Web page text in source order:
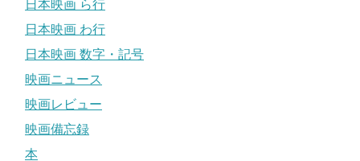
日本映画 ら行
日本映画 わ行
日本映画 数字・記号
映画ニュース
映画レビュー
映画備忘録
本